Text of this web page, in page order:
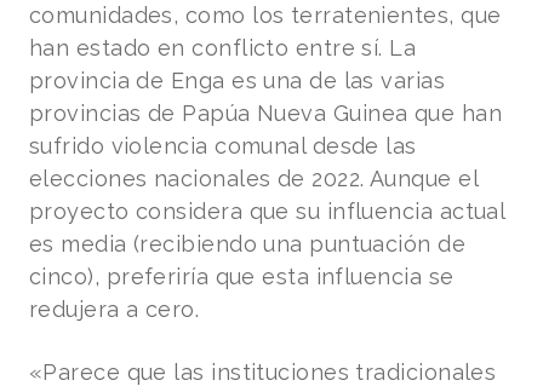
comunidades, como los terratenientes, que
han estado en conflicto entre sí. La
provincia de Enga es una de las varias
provincias de Papúa Nueva Guinea que han
sufrido violencia comunal desde las
elecciones nacionales de 2022. Aunque el
proyecto considera que su influencia actual
es media (recibiendo una puntuación de
cinco), preferiría que esta influencia se
redujera a cero.
«Parece que las instituciones tradicionales